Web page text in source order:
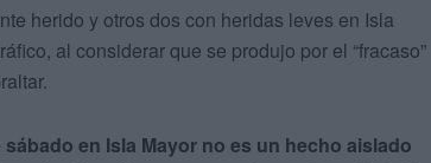
herido y otros dos con heridas leves en Isla
al considerar que se produjo por el “fracaso”
sábado en Isla Mayor no es un hecho aislado